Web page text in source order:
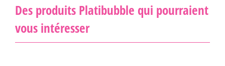
Des produits Platibubble qui pourraient
vous intéresser